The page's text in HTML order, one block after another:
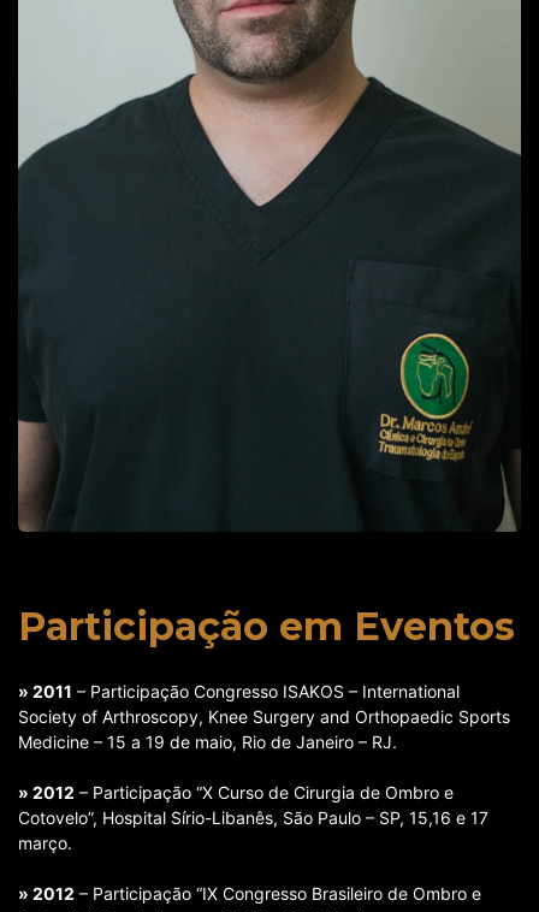
Participação em Eventos
» 2011 – Participação Congresso ISAKOS – International
Society of Arthroscopy, Knee Surgery and Orthopaedic Sports
Medicine – 15 a 19 de maio, Rio de Janeiro – RJ.
» 2012 – Participação “X Curso de Cirurgia de Ombro e
Cotovelo”, Hospital Sírio-Libanês, São Paulo – SP, 15,16 e 17
março.
» 2012 – Participação “IX Congresso Brasileiro de Ombro e